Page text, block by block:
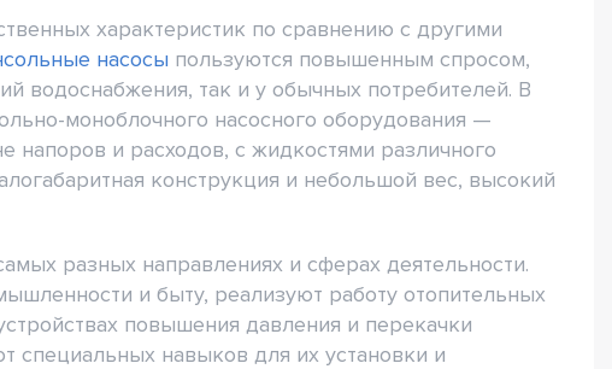
характеристик по сравнению с другими
насосы пользуются повышенным спросом,
водоснабжения, так и у обычных потребителей. В
моноблочного насосного оборудования —
и расходов, с жидкостями различного
конструкция и небольшой вес, высокий
разных направлениях и сферах деятельности.
и быту, реализуют работу отопительных
повышения давления и перекачки
специальных навыков для их установки и